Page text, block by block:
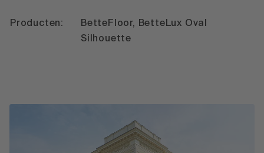
Producten:
BetteFloor, BetteLux Oval
Silhouette